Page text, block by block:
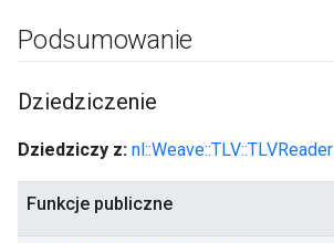
Podsumowanie
Dziedziczenie
Dziedziczy z: nl::Weave::TLV::TLVReader
Funkcje publiczne